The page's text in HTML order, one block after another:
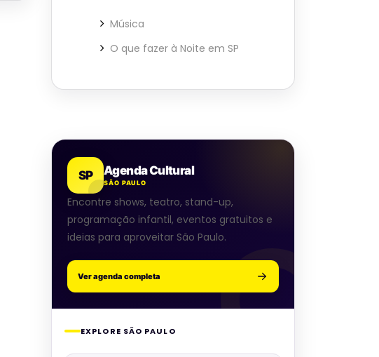
Música
O que fazer à Noite em SP
SP Agenda Cultural
SÃO PAULO
Encontre shows, teatro, stand-up,
programação infantil, eventos gratuitos e
ideias para aproveitar São Paulo.
Ver agenda completa
EXPLORE SÃO PAULO